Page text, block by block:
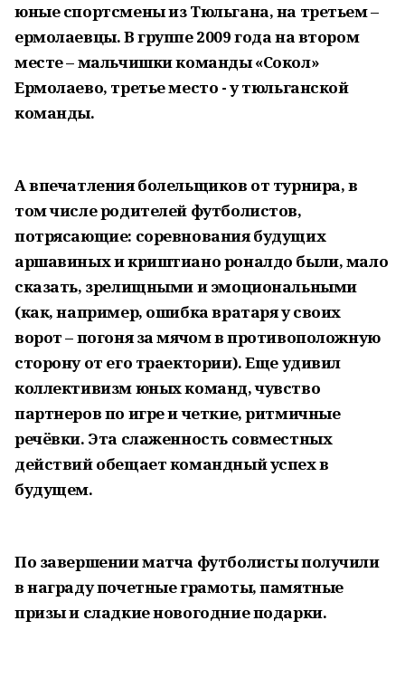
юные спортсмены из Тюльгана, на третьем –
ермолаевцы. В группе 2009 года на втором
месте – мальчишки команды «Сокол»
Ермолаево, третье место - у тюльганской
команды.
А впечатления болельщиков от турнира, в
том числе родителей футболистов,
потрясающие: соревнования будущих
аршавиных и криштиано роналдо были, мало
сказать, зрелищными и эмоциональными
(как, например, ошибка вратаря у своих
ворот – погоня за мячом в противоположную
сторону от его траектории). Еще удивил
коллективизм юных команд, чувство
партнеров по игре и четкие, ритмичные
речёвки. Эта слаженность совместных
действий обещает командный успех в
будущем.
По завершении матча футболисты получили
в награду почетные грамоты, памятные
призы и сладкие новогодние подарки.